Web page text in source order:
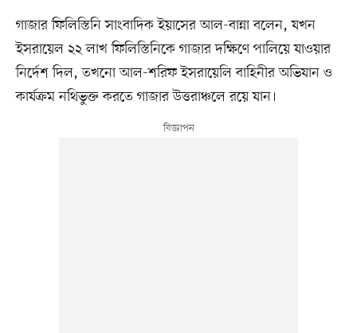
গাজার ফিলিস্তিনি সাংবাদিক ইয়াসের আল-বান্না বলেন, যখন
ইসরায়েল ২২ লাখ ফিলিস্তিনিকে গাজার দক্ষিণে পালিয়ে যাওয়ার
নির্দেশ দিল, তখনো আল-শরিফ ইসরায়েলি বাহিনীর অভিযান ও
কার্যক্রম নথিভুক্ত করতে গাজার উত্তরাঞ্চলে রয়ে যান।